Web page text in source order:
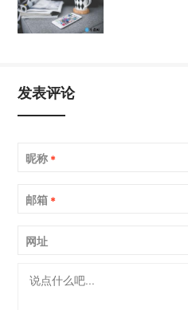
发表评论
昵称 *
邮箱 *
网址